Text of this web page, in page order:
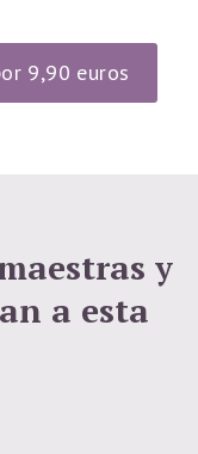
9,90 euros
y
a esta